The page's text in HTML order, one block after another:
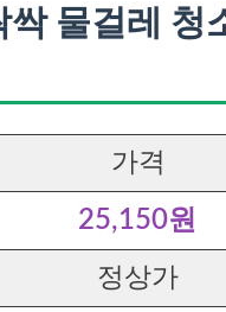
싹 물걸레 청
가격
25,150원
정상가